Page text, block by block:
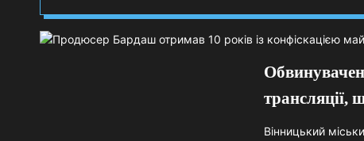
трансляції,
Вінницький